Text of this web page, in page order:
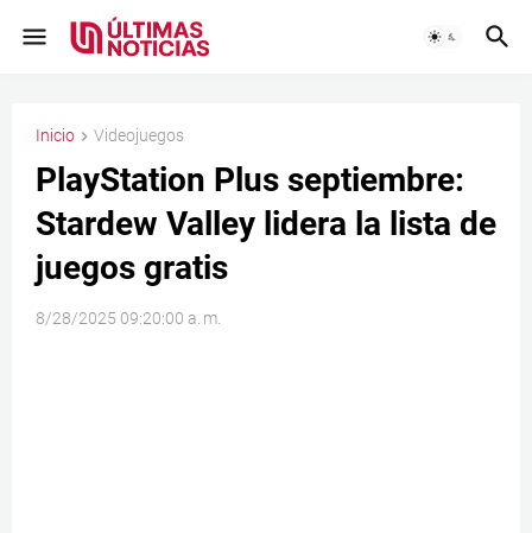
Inicio Videojuegos
PlayStation Plus septiembre:
Stardew Valley lidera la lista de
juegos gratis
8/28/2025 09:20:00 a. m.